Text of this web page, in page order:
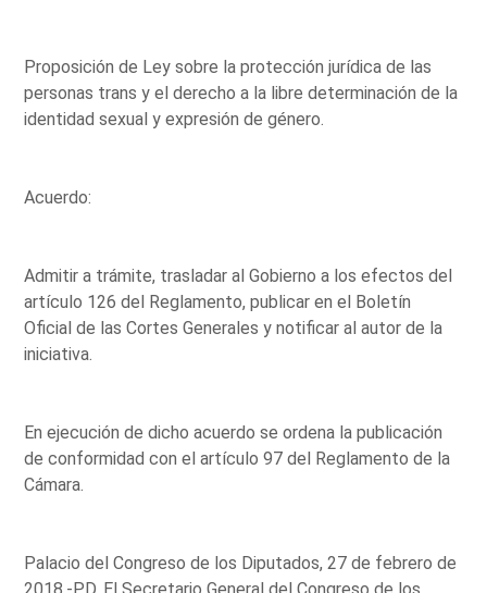
Proposición de Ley sobre la protección jurídica de las
personas trans y el derecho a la libre determinación de la
identidad sexual y expresión de género.
Acuerdo:
Admitir a trámite, trasladar al Gobierno a los efectos del
artículo 126 del Reglamento, publicar en el Boletín
Oficial de las Cortes Generales y notificar al autor de la
iniciativa.
En ejecución de dicho acuerdo se ordena la publicación
de conformidad con el artículo 97 del Reglamento de la
Cámara.
Palacio del Congreso de los Diputados, 27 de febrero de
2018.-P.D. El Secretario General del Congreso de los